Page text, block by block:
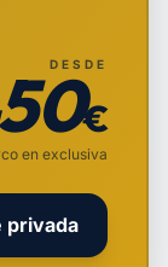
DESDE
€
en exclusiva
privada